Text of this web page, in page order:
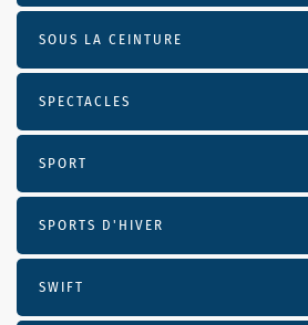
SOUS LA CEINTURE
SPECTACLES
SPORT
SPORTS D'HIVER
SWIFT